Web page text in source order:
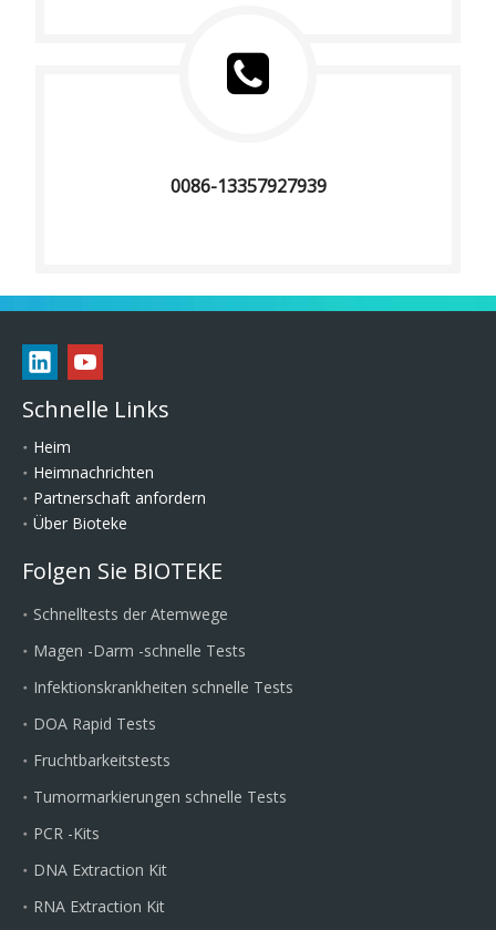
0086-13357927939
Schnelle Links
Heim
Heimnachrichten
Partnerschaft anfordern
Über Bioteke
Folgen Sie BIOTEKE
Schnelltests der Atemwege
Magen -Darm -schnelle Tests
Infektionskrankheiten schnelle Tests
DOA Rapid Tests
Fruchtbarkeitstests
Tumormarkierungen schnelle Tests
PCR -Kits
DNA Extraction Kit
RNA Extraction Kit